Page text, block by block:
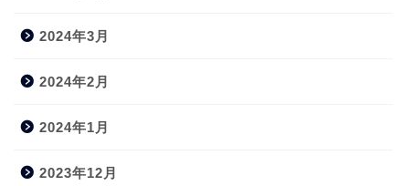
2024年3月
2024年2月
2024年1月
2023年12月